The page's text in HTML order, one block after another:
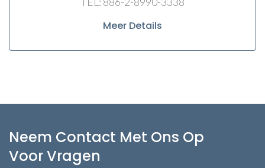
Meer Details
Neem Contact Met Ons Op
Voor Vragen